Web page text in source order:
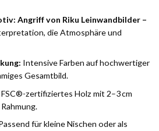
Angriff von Riku Leinwandbilder –
die Atmosphäre und
Intensive Farben auf hochwertiger
Gesamtbild.
FSC®-zertifiziertes Holz mit 2–3 cm
für kleine Nischen oder als